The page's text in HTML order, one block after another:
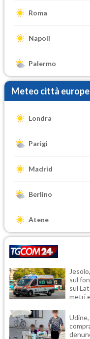
Roma
Napoli
Palermo
Meteo città
Londra
Parigi
Madrid
Berlino
Atene
sul
sul
metri